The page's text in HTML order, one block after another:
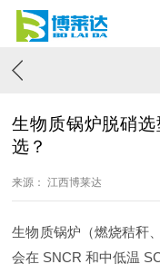
生物质锅炉脱硝
选？
来源： 江西博莱达
生物质锅炉（燃烧秸秆
会在 SNCR 和中低温